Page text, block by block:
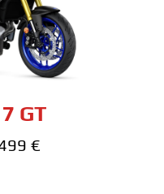
GT
€